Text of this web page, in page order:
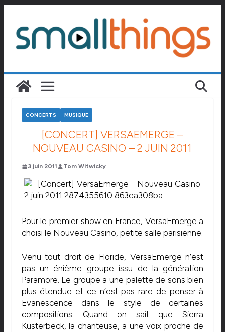
contenu
CONCERTS MUSIQUE
[CONCERT] VERSAEMERGE –
NOUVEAU CASINO – 2 JUIN 2011
3 juin 2011 Tom Witwicky
Pour le premier show en France, VersaEmerge a
choisi le Nouveau Casino, petite salle parisienne.
Venu tout droit de Floride, VersaEmerge n’est
pas un énième groupe issu de la génération
Paramore. Le groupe a une palette de sons bien
plus étendue et ce n’est pas rare de penser à
Evanescence dans le style de certaines
compositions. Quand on sait que Sierra
Kusterbeck, la chanteuse, a une voix proche de